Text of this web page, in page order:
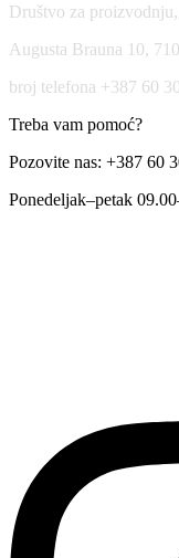
Društvo za
Augusta Brauna 10,
broj telefona +387 60
Treba vam pomoć?
Pozovite nas: +387 60
Ponedeljak–petak